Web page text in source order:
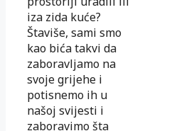
iza zida kuće?
Štaviše, sami smo
kao bića takvi da
zaboravljamo na
svoje grijehe i
potisnemo ih u
našoj svijesti i
zaboravimo šta